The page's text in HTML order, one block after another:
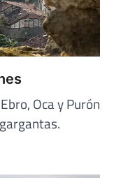
Oca y Purón